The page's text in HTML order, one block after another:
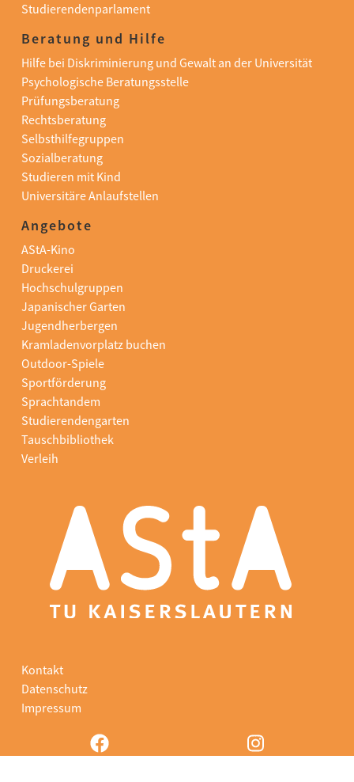
Studierendenparlament
Beratung und Hilfe
Hilfe bei Diskriminierung und Gewalt an der Universität
Psychologische Beratungsstelle
Prüfungsberatung
Rechtsberatung
Selbsthilfegruppen
Sozialberatung
Studieren mit Kind
Universitäre Anlaufstellen
Angebote
AStA-Kino
Druckerei
Hochschulgruppen
Japanischer Garten
Jugendherbergen
Kramladenvorplatz buchen
Outdoor-Spiele
Sportförderung
Sprachtandem
Studierendengarten
Tauschbibliothek
Verleih
Kontakt
Datenschutz
Impressum